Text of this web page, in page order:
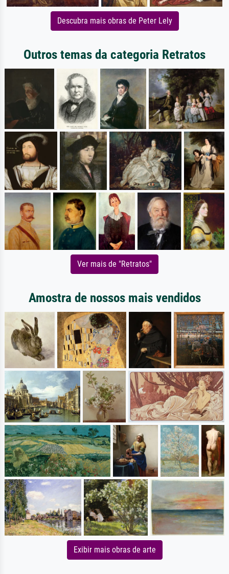
Descubra mais obras de Peter Lely
Outros temas da categoria Retratos
Ver mais de "Retratos"
Amostra de nossos mais vendidos
Exibir mais obras de arte